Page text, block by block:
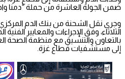
ضمن الجولة العاشرة من حملة “دمنا
وجرى نقل الشحنة من بنك الدم المركزي
الثلاثاء، وفق الإجراءات والمعايير
بالتعاون والتنسيق مع منظمة الصحة
إلى مستشفيات قطاع غزة.